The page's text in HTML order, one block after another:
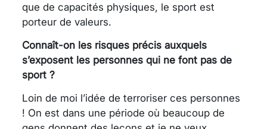
que de capacités physiques, le sport est
porteur de valeurs.
Connaît-on les risques précis auxquels
s’exposent les personnes qui ne font pas de
sport ?
Loin de moi l’idée de terroriser ces personnes
! On est dans une période où beaucoup de